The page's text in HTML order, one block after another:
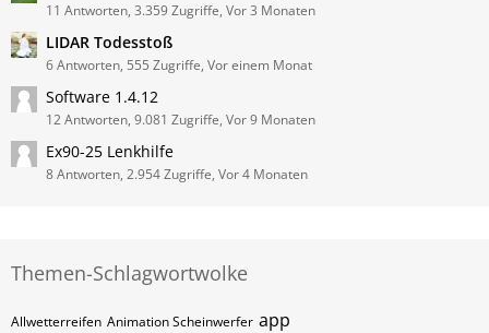
11 Antworten, 3.359 Zugriffe, Vor 3 Monaten
LIDAR Todesstoß
6 Antworten, 555 Zugriffe, Vor einem Monat
Software 1.4.12
12 Antworten, 9.081 Zugriffe, Vor 9 Monaten
Ex90-25 Lenkhilfe
8 Antworten, 2.954 Zugriffe, Vor 4 Monaten
Themen-Schlagwortwolke
Allwetterreifen Animation Scheinwerfer app